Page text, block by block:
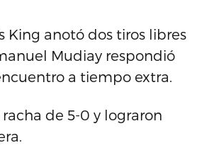
King anotó dos tiros libres
Mudiay respondió
a tiempo extra.
de 5-0 y lograron